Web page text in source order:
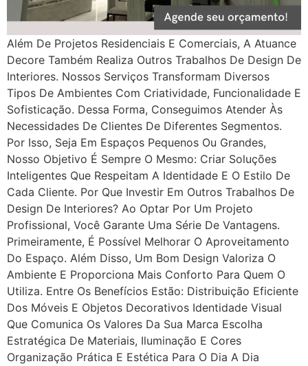
Além De Projetos Residenciais E Comerciais, A Atuance
Decore Também Realiza Outros Trabalhos De Design De
Interiores. Nossos Serviços Transformam Diversos
Tipos De Ambientes Com Criatividade, Funcionalidade E
Sofisticação. Dessa Forma, Conseguimos Atender Às
Necessidades De Clientes De Diferentes Segmentos.
Por Isso, Seja Em Espaços Pequenos Ou Grandes,
Nosso Objetivo É Sempre O Mesmo: Criar Soluções
Inteligentes Que Respeitam A Identidade E O Estilo De
Cada Cliente. Por Que Investir Em Outros Trabalhos De
Design De Interiores? Ao Optar Por Um Projeto
Profissional, Você Garante Uma Série De Vantagens.
Primeiramente, É Possível Melhorar O Aproveitamento
Do Espaço. Além Disso, Um Bom Design Valoriza O
Ambiente E Proporciona Mais Conforto Para Quem O
Utiliza. Entre Os Benefícios Estão: Distribuição Eficiente
Dos Móveis E Objetos Decorativos Identidade Visual
Que Comunica Os Valores Da Sua Marca Escolha
Estratégica De Materiais, Iluminação E Cores
Organização Prática E Estética Para O Dia A Dia